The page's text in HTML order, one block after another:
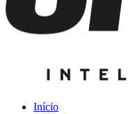
Início